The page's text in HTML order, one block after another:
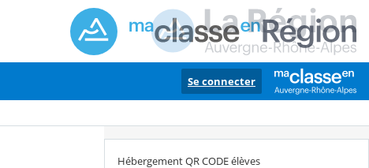
Se connecter
Hébergement QR CODE élèves